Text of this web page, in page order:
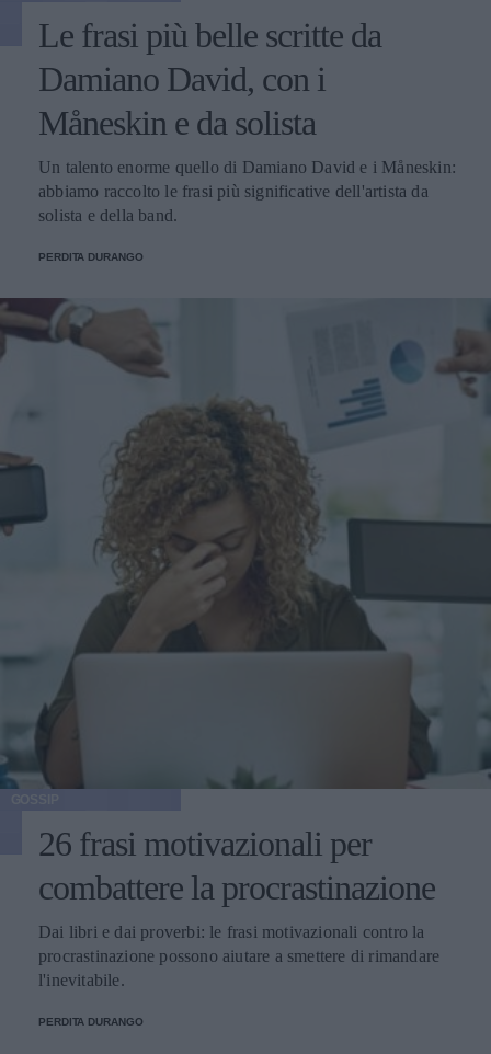
Le frasi più belle scritte da
Damiano David, con i
Måneskin e da solista
Un talento enorme quello di Damiano David e i Måneskin:
abbiamo raccolto le frasi più significative dell'artista da
solista e della band.
PERDITA DURANGO
26 frasi motivazionali per
combattere la procrastinazione
Dai libri e dai proverbi: le frasi motivazionali contro la
procrastinazione possono aiutare a smettere di rimandare
l'inevitabile.
PERDITA DURANGO